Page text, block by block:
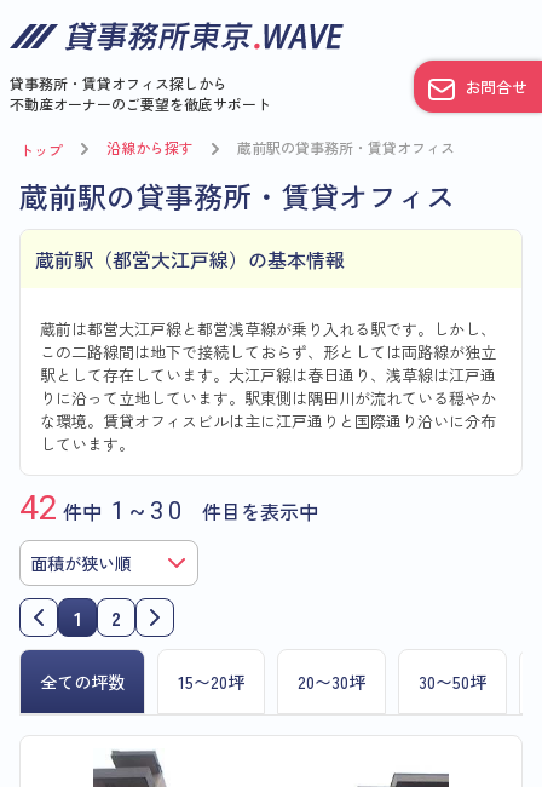
貸事務所・賃貸オフィス探しから
不動産オーナーのご要望を徹底サポート
お問合せ
トップ 沿線から探す 蔵前駅の貸事務所・賃貸オフィス
蔵前駅の貸事務所・賃貸オフィス
蔵前駅（都営大江戸線）の基本情報
蔵前は都営大江戸線と都営浅草線が乗り入れる駅です。しかし、
この二路線間は地下で接続しておらず、形としては両路線が独立
駅として存在しています。大江戸線は春日通り、浅草線は江戸通
りに沿って立地しています。駅東側は隅田川が流れている穏やか
な環境。賃貸オフィスビルは主に江戸通りと国際通り沿いに分布
しています。
42 件中 1~30 件目を表示中
1 2
全ての坪数 15〜20坪 20〜30坪 30〜50坪